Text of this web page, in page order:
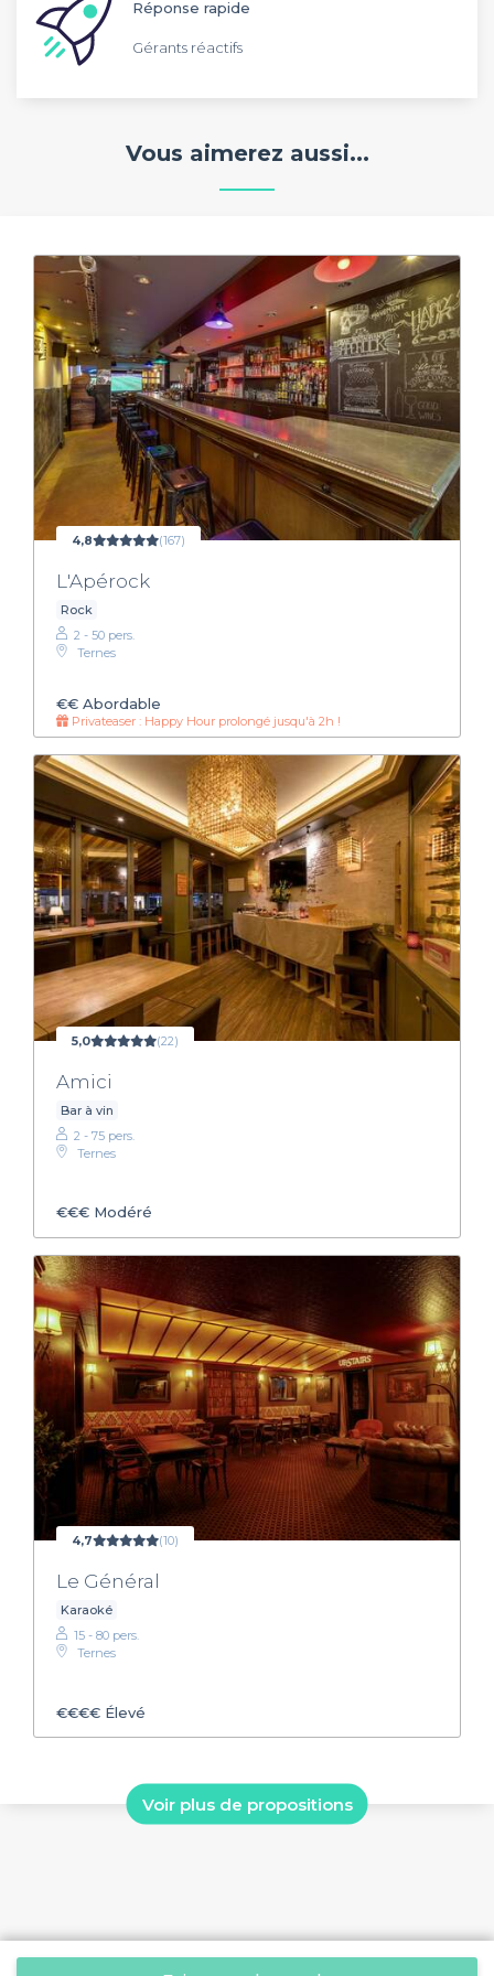
Réponse rapide
Gérants réactifs
Vous aimerez aussi...
4,8 (167)
L'Apérock
Rock
2 - 50 pers.
Ternes
€€ Abordable
Privateaser : Happy Hour prolongé jusqu'à 2h !
5,0 (22)
Amici
Bar à vin
2 - 75 pers.
Ternes
€€€ Modéré
4,7 (10)
Le Général
Karaoké
15 - 80 pers.
Ternes
€€€€ Élevé
Voir plus de propositions